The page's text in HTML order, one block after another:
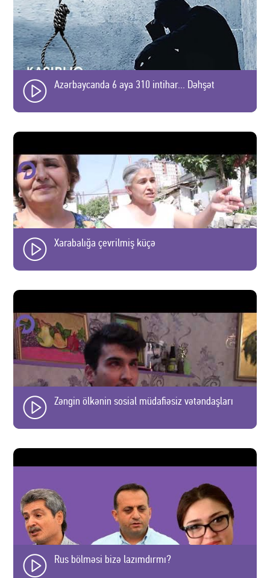
Azərbaycanda 6 aya 310 intihar... Dəhşət
Xarabalığa çevrilmiş küçə
Zəngin ölkənin sosial müdafiəsiz vətəndaşları
Rus bölməsi bizə lazımdırmı?